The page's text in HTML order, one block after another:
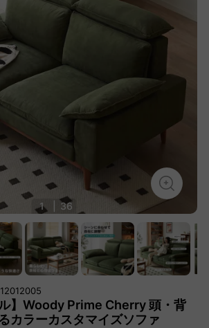
1 36
ル】Woody Prime Cherry 頭・背
カラーカスタマイズソファ